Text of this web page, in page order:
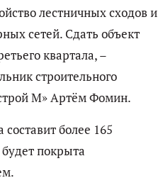
лестничных сходов и
сетей. Сдать объект
квартала, –
строительного
М» Артём Фомин.
более 165
покрыта